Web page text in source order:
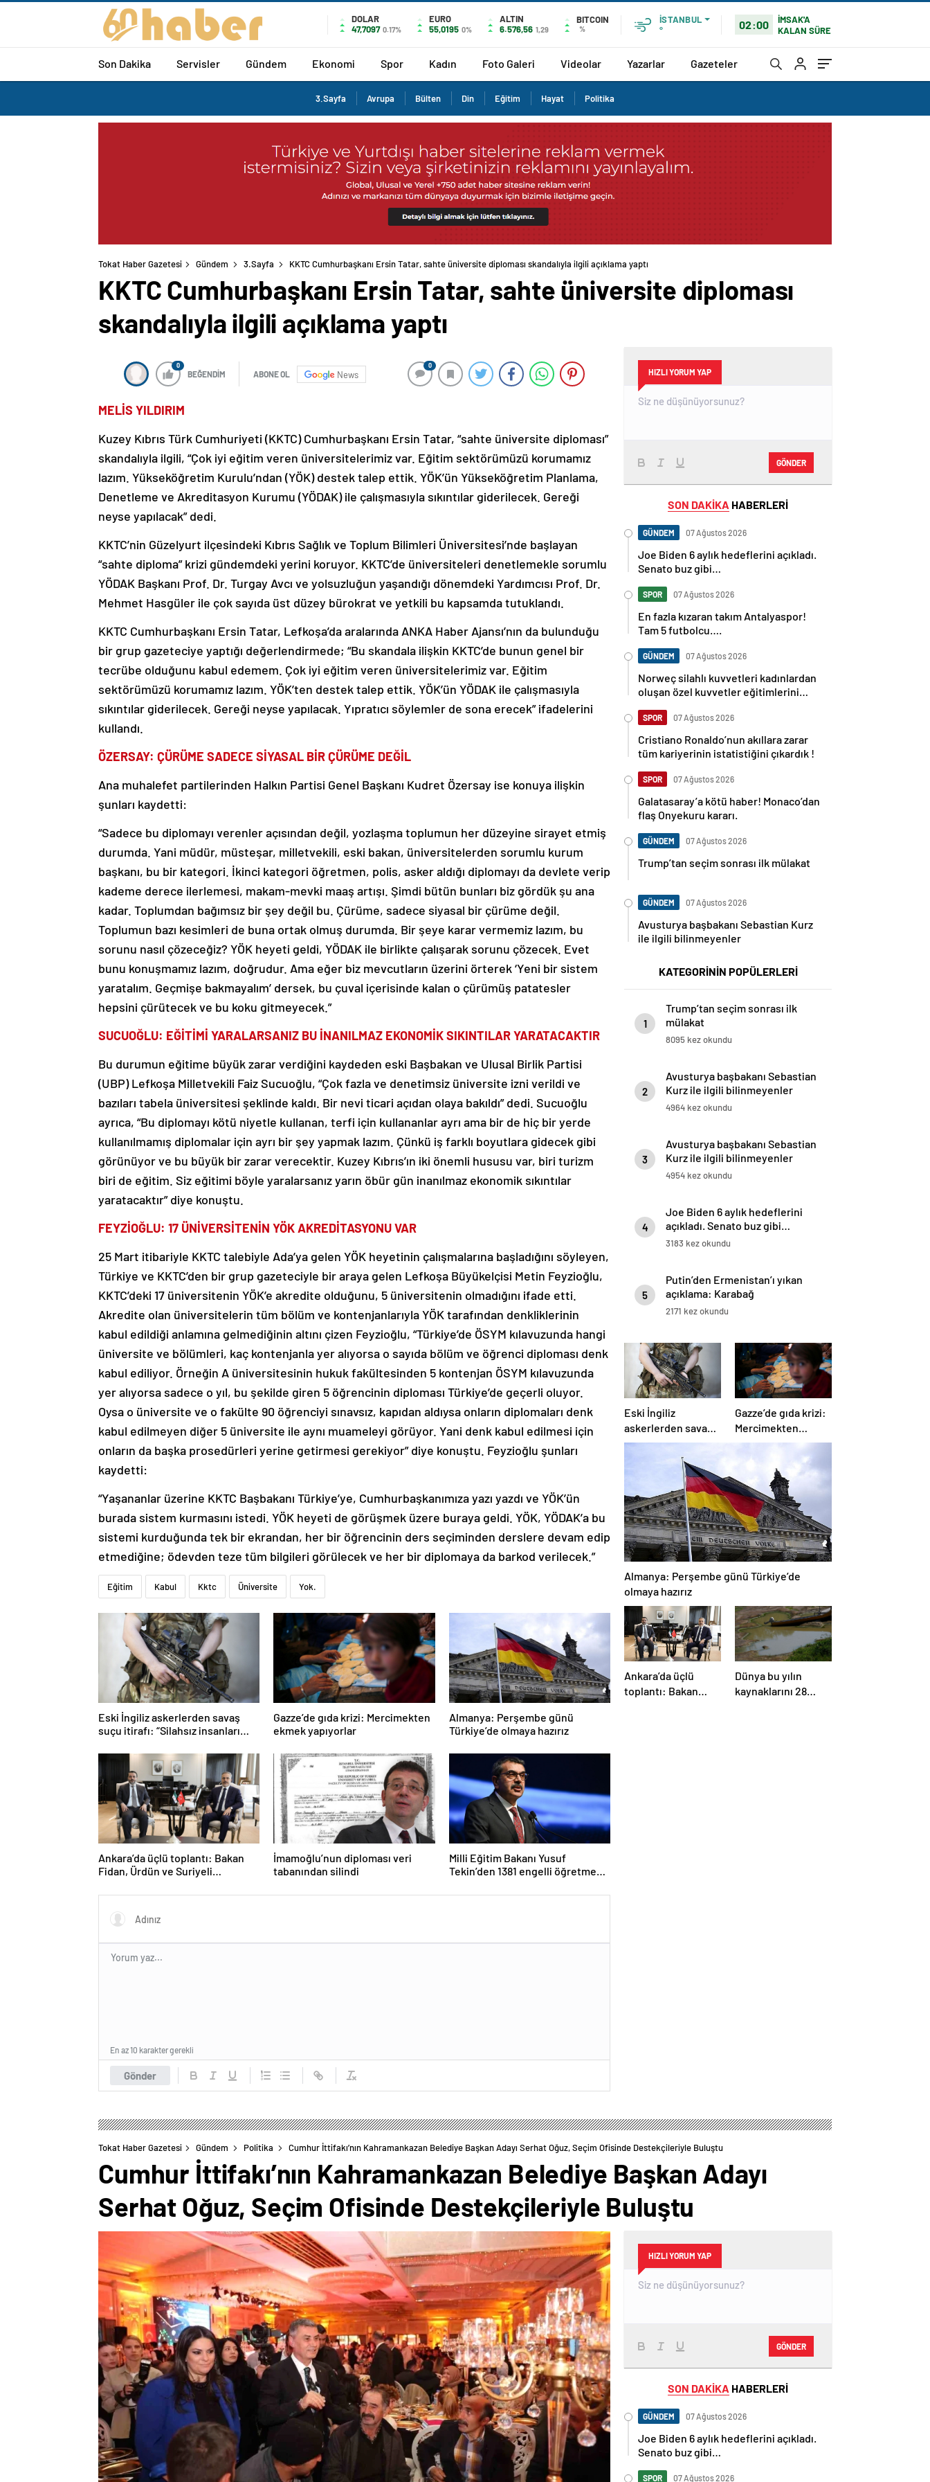
DOLAR
47,7097 0.17%
EURO
55,0195 0%
ALTIN
6.576,56 1,29
BITCOIN
%
İSTANBUL
°
02:00
İMSAK'A
KALAN SÜRE
Son Dakika Servisler Gündem Ekonomi Spor Kadın Foto Galeri Videolar Yazarlar Gazeteler
3.Sayfa Avrupa Bülten Din Eğitim Hayat Politika
Tokat Haber Gazetesi Gündem 3.Sayfa KKTC Cumhurbaşkanı Ersin Tatar, sahte üniversite diploması skandalıyla ilgili açıklama yaptı
KKTC Cumhurbaşkanı Ersin Tatar, sahte üniversite diploması
skandalıyla ilgili açıklama yaptı
0
BEĞENDİM ABONE OL News
0
MELİS YILDIRIM
Kuzey Kıbrıs Türk Cumhuriyeti (KKTC) Cumhurbaşkanı Ersin Tatar, “sahte üniversite diploması”
skandalıyla ilgili, “Çok iyi eğitim veren üniversitelerimiz var. Eğitim sektörümüzü korumamız
lazım. Yükseköğretim Kurulu’ndan (YÖK) destek talep ettik. YÖK’ün Yükseköğretim Planlama,
Denetleme ve Akreditasyon Kurumu (YÖDAK) ile çalışmasıyla sıkıntılar giderilecek. Gereği
neyse yapılacak” dedi.
KKTC’nin Güzelyurt ilçesindeki Kıbrıs Sağlık ve Toplum Bilimleri Üniversitesi’nde başlayan
“sahte diploma” krizi gündemdeki yerini koruyor. KKTC’de üniversiteleri denetlemekle sorumlu
YÖDAK Başkanı Prof. Dr. Turgay Avcı ve yolsuzluğun yaşandığı dönemdeki Yardımcısı Prof. Dr.
Mehmet Hasgüler ile çok sayıda üst düzey bürokrat ve yetkili bu kapsamda tutuklandı.
KKTC Cumhurbaşkanı Ersin Tatar, Lefkoşa’da aralarında ANKA Haber Ajansı’nın da bulunduğu
bir grup gazeteciye yaptığı değerlendirmede; “Bu skandala ilişkin KKTC’de bunun genel bir
tecrübe olduğunu kabul edemem. Çok iyi eğitim veren üniversitelerimiz var. Eğitim
sektörümüzü korumamız lazım. YÖK’ten destek talep ettik. YÖK’ün YÖDAK ile çalışmasıyla
sıkıntılar giderilecek. Gereği neyse yapılacak. Yıpratıcı söylemler de sona erecek” ifadelerini
kullandı.
ÖZERSAY: ÇÜRÜME SADECE SİYASAL BİR ÇÜRÜME DEĞİL
Ana muhalefet partilerinden Halkın Partisi Genel Başkanı Kudret Özersay ise konuya ilişkin
şunları kaydetti:
“Sadece bu diplomayı verenler açısından değil, yozlaşma toplumun her düzeyine sirayet etmiş
durumda. Yani müdür, müsteşar, milletvekili, eski bakan, üniversitelerden sorumlu kurum
başkanı, bu bir kategori. İkinci kategori öğretmen, polis, asker aldığı diplomayı da devlete verip
kademe derece ilerlemesi, makam-mevki maaş artışı. Şimdi bütün bunları biz gördük şu ana
kadar. Toplumdan bağımsız bir şey değil bu. Çürüme, sadece siyasal bir çürüme değil.
Toplumun bazı kesimleri de buna ortak olmuş durumda. Bir şeye karar vermemiz lazım, bu
sorunu nasıl çözeceğiz? YÖK heyeti geldi, YÖDAK ile birlikte çalışarak sorunu çözecek. Evet
bunu konuşmamız lazım, doğrudur. Ama eğer biz mevcutların üzerini örterek ‘Yeni bir sistem
yaratalım. Geçmişe bakmayalım’ dersek, bu çuval içerisinde kalan o çürümüş patatesler
hepsini çürütecek ve bu koku gitmeyecek.”
SUCUOĞLU: EĞİTİMİ YARALARSANIZ BU İNANILMAZ EKONOMİK SIKINTILAR YARATACAKTIR
Bu durumun eğitime büyük zarar verdiğini kaydeden eski Başbakan ve Ulusal Birlik Partisi
(UBP) Lefkoşa Milletvekili Faiz Sucuoğlu, “Çok fazla ve denetimsiz üniversite izni verildi ve
bazıları tabela üniversitesi şeklinde kaldı. Bir nevi ticari açıdan olaya bakıldı” dedi. Sucuoğlu
ayrıca, “Bu diplomayı kötü niyetle kullanan, terfi için kullananlar ayrı ama bir de hiç bir yerde
kullanılmamış diplomalar için ayrı bir şey yapmak lazım. Çünkü iş farklı boyutlara gidecek gibi
görünüyor ve bu büyük bir zarar verecektir. Kuzey Kıbrıs’ın iki önemli hususu var, biri turizm
biri de eğitim. Siz eğitimi böyle yaralarsanız yarın öbür gün inanılmaz ekonomik sıkıntılar
yaratacaktır” diye konuştu.
FEYZİOĞLU: 17 ÜNİVERSİTENİN YÖK AKREDİTASYONU VAR
25 Mart itibariyle KKTC talebiyle Ada’ya gelen YÖK heyetinin çalışmalarına başladığını söyleyen,
Türkiye ve KKTC’den bir grup gazeteciyle bir araya gelen Lefkoşa Büyükelçisi Metin Feyzioğlu,
KKTC’deki 17 üniversitenin YÖK’e akredite olduğunu, 5 üniversitenin olmadığını ifade etti.
Akredite olan üniversitelerin tüm bölüm ve kontenjanlarıyla YÖK tarafından denkliklerinin
kabul edildiği anlamına gelmediğinin altını çizen Feyzioğlu, “Türkiye’de ÖSYM kılavuzunda hangi
üniversite ve bölümleri, kaç kontenjanla yer alıyorsa o sayıda bölüm ve öğrenci diploması denk
kabul ediliyor. Örneğin A üniversitesinin hukuk fakültesinden 5 kontenjan ÖSYM kılavuzunda
yer alıyorsa sadece o yıl, bu şekilde giren 5 öğrencinin diploması Türkiye’de geçerli oluyor.
Oysa o üniversite ve o fakülte 90 öğrenciyi sınavsız, kapıdan aldıysa onların diplomaları denk
kabul edilmeyen diğer 5 üniversite ile aynı muameleyi görüyor. Yani denk kabul edilmesi için
onların da başka prosedürleri yerine getirmesi gerekiyor” diye konuştu. Feyzioğlu şunları
kaydetti:
“Yaşananlar üzerine KKTC Başbakanı Türkiye’ye, Cumhurbaşkanımıza yazı yazdı ve YÖK’ün
burada sistem kurmasını istedi. YÖK heyeti de görüşmek üzere buraya geldi. YÖK, YÖDAK’a bu
sistemi kurduğunda tek bir ekrandan, her bir öğrencinin ders seçiminden derslere devam edip
etmediğine; ödevden teze tüm bilgileri görülecek ve her bir diplomaya da barkod verilecek.”
Eğitim Kabul Kktc Üniversite Yok.
Eski İngiliz askerlerden savaş
suçu itirafı: “Silahsız insanları
Gazze’de gıda krizi: Mercimekten
ekmek yapıyorlar
Almanya: Perşembe günü
Türkiye’de olmaya hazırız
Ankara’da üçlü toplantı: Bakan
Fidan, Ürdün ve Suriyeli
İmamoğlu’nun diploması veri
tabanından silindi
Milli Eğitim Bakanı Yusuf
Tekin’den 1381 engelli öğretmen
Gönder
En az 10 karakter gerekli
HIZLI YORUM YAP
GÖNDER
SON DAKİKA HABERLERİ
GÜNDEM 07 Ağustos 2026
Joe Biden 6 aylık hedeflerini açıkladı.
Senato buz gibi…
SPOR 07 Ağustos 2026
En fazla kızaran takım Antalyaspor!
Tam 5 futbolcu….
GÜNDEM 07 Ağustos 2026
Norweç silahlı kuvvetleri kadınlardan
oluşan özel kuvvetler eğitimlerini
SPOR 07 Ağustos 2026
Cristiano Ronaldo’nun akıllara zarar
tüm kariyerinin istatistiğini çıkardık !
SPOR 07 Ağustos 2026
Galatasaray’a kötü haber! Monaco’dan
flaş Onyekuru kararı.
GÜNDEM 07 Ağustos 2026
Trump’tan seçim sonrası ilk mülakat
GÜNDEM 07 Ağustos 2026
Avusturya başbakanı Sebastian Kurz
ile ilgili bilinmeyenler
KATEGORİNİN POPÜLERLERİ
1
Trump’tan seçim sonrası ilk
mülakat
8095 kez okundu
2
Avusturya başbakanı Sebastian
Kurz ile ilgili bilinmeyenler
4964 kez okundu
3
Avusturya başbakanı Sebastian
Kurz ile ilgili bilinmeyenler
4954 kez okundu
4
Joe Biden 6 aylık hedeflerini
açıkladı. Senato buz gibi…
3183 kez okundu
5
Putin’den Ermenistan’ı yıkan
açıklama: Karabağ
Azerbaycan’ın ayrılmaz bir
2171 kez okundu
Eski İngiliz
askerlerden savaş
suçu itirafı:
“Silahsız insanları
uykuda öldürdüler”
Gazze’de gıda krizi:
Mercimekten
ekmek yapıyorlar
Almanya: Perşembe günü Türkiye’de
olmaya hazırız
Ankara’da üçlü
toplantı: Bakan
Dünya bu yılın
kaynaklarını 28
Tokat Haber Gazetesi Gündem Politika Cumhur İttifakı’nın Kahramankazan Belediye Başkan Adayı Serhat Oğuz, Seçim Ofisinde Destekçileriyle Buluştu
Cumhur İttifakı’nın Kahramankazan Belediye Başkan Adayı
Serhat Oğuz, Seçim Ofisinde Destekçileriyle Buluştu
HIZLI YORUM YAP
GÖNDER
SON DAKİKA HABERLERİ
GÜNDEM 07 Ağustos 2026
Joe Biden 6 aylık hedeflerini açıkladı.
Senato buz gibi…
SPOR 07 Ağustos 2026